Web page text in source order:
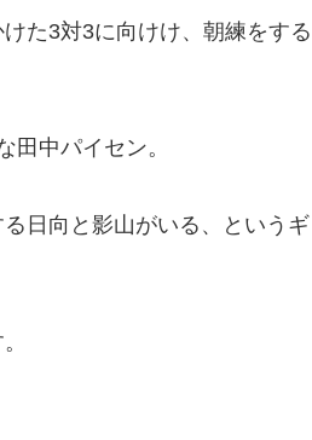
た3対3に向けけ、朝練をする
中パイセン。
日向と影山がいる、というギ